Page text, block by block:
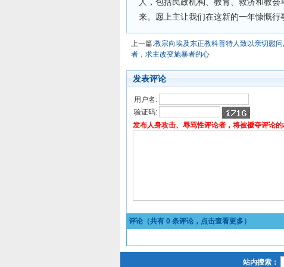
来。愿上主让我们在这新的一年慷慨行
上一篇:教宗向埃及东正教科普特人致以亲切慰
者，求主改变施暴者的心
发表评论
用户名:
验证码:
发布人身攻击、辱骂性评论者，将被褫夺评论的
评论（共有 0 条评论，点击查看更多）
站内搜索：